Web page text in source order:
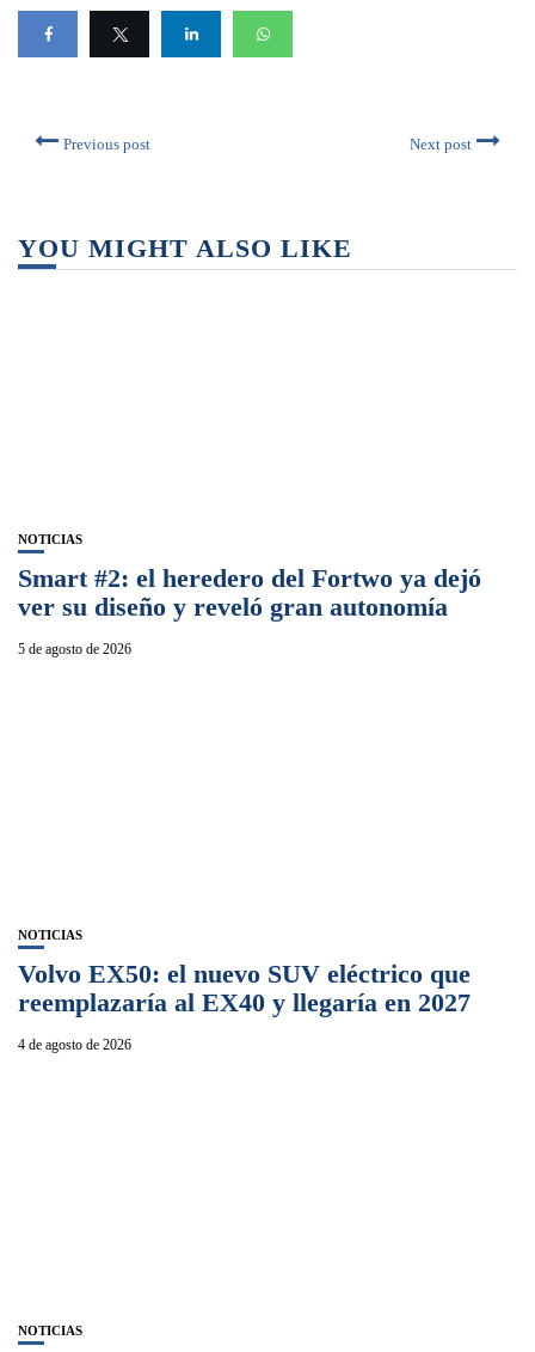
Previous post Next post
YOU MIGHT ALSO LIKE
NOTICIAS
Smart #2: el heredero del Fortwo ya dejó
ver su diseño y reveló gran autonomía
5 de agosto de 2026
NOTICIAS
Volvo EX50: el nuevo SUV eléctrico que
reemplazaría al EX40 y llegaría en 2027
4 de agosto de 2026
NOTICIAS